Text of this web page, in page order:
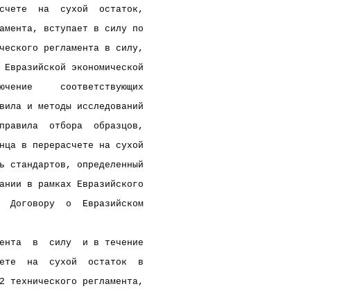
на  сухой  остаток,
вступает в силу по
регламента в силу,
экономической
соответствующих
и методы исследований
отбора  образцов,
в перерасчете на сухой
стандартов, определенный
в рамках Евразийского
Договору  о  Евразийском
в  силу  и в течение
на  сухой  остаток  в
технического регламента,